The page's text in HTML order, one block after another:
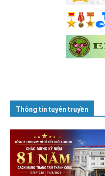
Thông tin tuyên truyền